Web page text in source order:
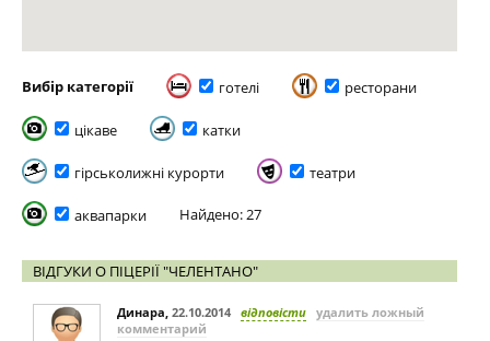
Вибір категорії готелі ресторани
цікаве катки
гірськолижні курорти театри
аквапарки Найдено: 27
ВІДГУКИ О ПІЦЕРІЇ "ЧЕЛЕНТАНО"
Динара, 22.10.2014 відповісти удалить ложный
комментарий